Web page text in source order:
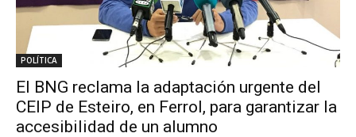
POLÍTICA
El BNG reclama la adaptación urgente del
CEIP de Esteiro, en Ferrol, para garantizar la
accesibilidad de un alumno